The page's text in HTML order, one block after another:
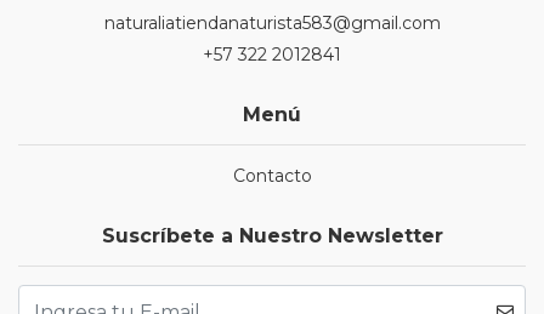
naturaliatiendanaturista583@gmail.com
+57 322 2012841
Menú
Contacto
Suscríbete a Nuestro Newsletter